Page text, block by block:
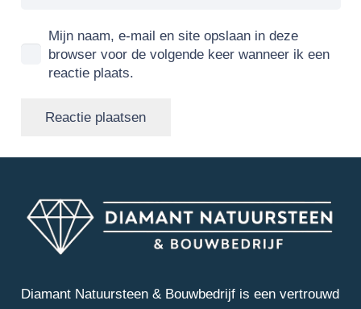
Mijn naam, e-mail en site opslaan in deze
browser voor de volgende keer wanneer ik een
reactie plaats.
Reactie plaatsen
Diamant Natuursteen & Bouwbedrijf is een vertrouwd